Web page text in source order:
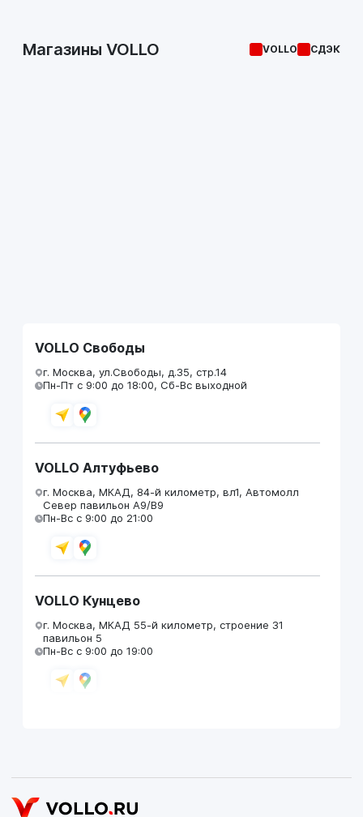
Магазины VOLLO VOLLO СДЭК
VOLLO Свободы
г. Москва, ул.Свободы, д.35, стр.14
Пн-Пт с 9:00 до 18:00, Сб-Вс выходной
VOLLO Алтуфьево
г. Москва, МКАД, 84-й километр, вл1, Автомолл
Север павильон А9/В9
Пн-Вс с 9:00 до 21:00
VOLLO Кунцево
г. Москва, МКАД 55-й километр, строение 31
павильон 5
Пн-Вс с 9:00 до 19:00